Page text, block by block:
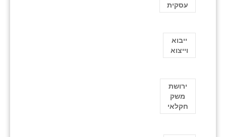
עסקית
ייבוא
וייצוא
ירושת
משק
חקלאי